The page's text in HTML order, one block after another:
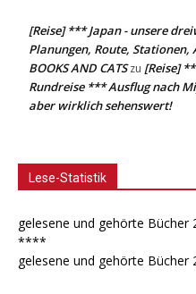
[Reise] *** Japan - unsere
Planungen, Route,
BOOKS AND CATSzu [Reise]
Rundreise *** Ausflug nach
aber wirklich sehenswert!
Lese-Statistik
gelesene und gehörte Bücher
****
gelesene und gehörte Bücher